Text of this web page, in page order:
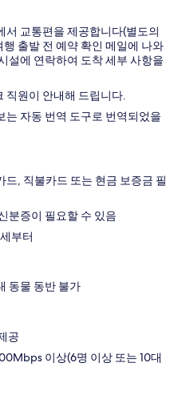
서 교통편을 제공합니다(별도의
출발 전 예약 확인 메일에 나와
설에 연락하여 도착 세부 사항을
직원이 안내해 드립니다.
는 자동 번역 도구로 번역되었을
드, 직불카드 또는 현금 보증금 필
분증이 필요할 수 있음
부터
동물 동반 불가
공
이상(6명 이상 또는 10대